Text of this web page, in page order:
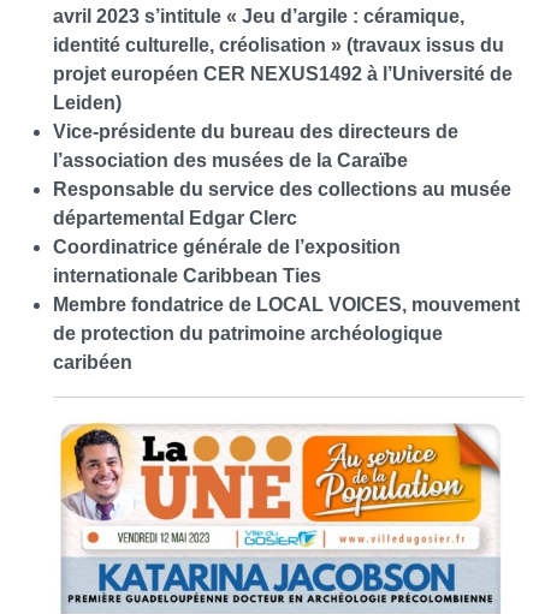
avril 2023 s’intitule « Jeu d’argile : céramique,
identité culturelle, créolisation » (travaux issus du
projet européen CER NEXUS1492 à l’Université de
Leiden)
Vice-présidente du bureau des directeurs de
l’association des musées de la Caraïbe
Responsable du service des collections au musée
départemental Edgar Clerc
Coordinatrice générale de l’exposition
internationale Caribbean Ties
Membre fondatrice de LOCAL VOICES, mouvement
de protection du patrimoine archéologique
caribéen